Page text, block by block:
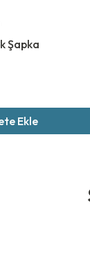
Şapka
Ekle